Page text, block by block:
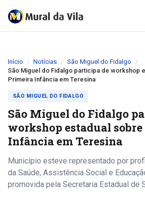
Início Notícias
São Miguel do Fidalgo
São Miguel do Fidalgo participa de workshop
Primeira Infância em Teresina
SÃO MIGUEL DO FIDALGO
São Miguel do Fidalgo
workshop estadual
Infância em Teresina
Município esteve representado por
da Saúde, Assistência Social e
promovida pela Secretaria Estadual de